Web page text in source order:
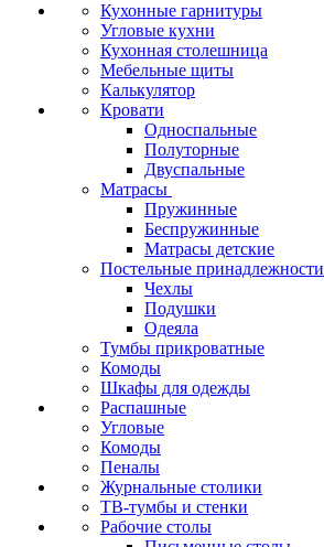
Кухонные гарнитуры
Угловые кухни
Кухонная столешница
Мебельные щиты
Калькулятор
Кровати
Односпальные
Полуторные
Двуспальные
Матрасы
Пружинные
Беспружинные
Матрасы детские
Постельные принадлежности
Чехлы
Подушки
Одеяла
Тумбы прикроватные
Комоды
Шкафы для одежды
Распашные
Угловые
Комоды
Пеналы
Журнальные столики
ТВ‑тумбы и стенки
Рабочие столы